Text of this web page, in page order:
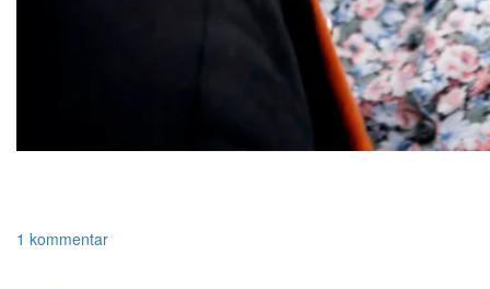
1 kommentar